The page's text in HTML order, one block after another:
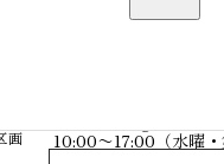
10:00〜17:00（水曜
画 売土地